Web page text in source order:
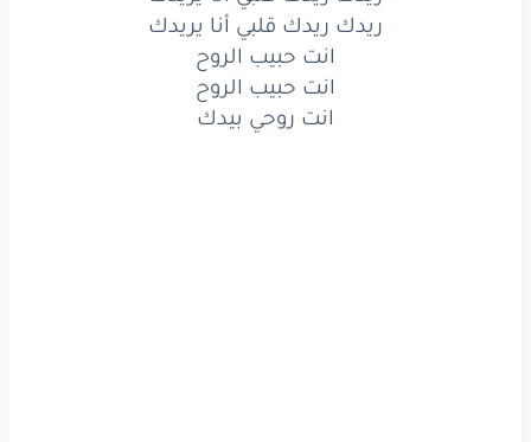
انتروحي بيدك
القلبليكاشواق
وانتغيرالعشاق
ريدك ريدك قلبي أنا يريدك
انت حبيب الروح
انت حبيب الروح
انت روحي بيدك